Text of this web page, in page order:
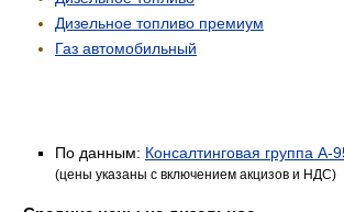
Дизельное топливо премиум
Газ авто­мобильный
По данным: Консалтинговая группа А-
(цены указаны с включением акцизов и НДС)